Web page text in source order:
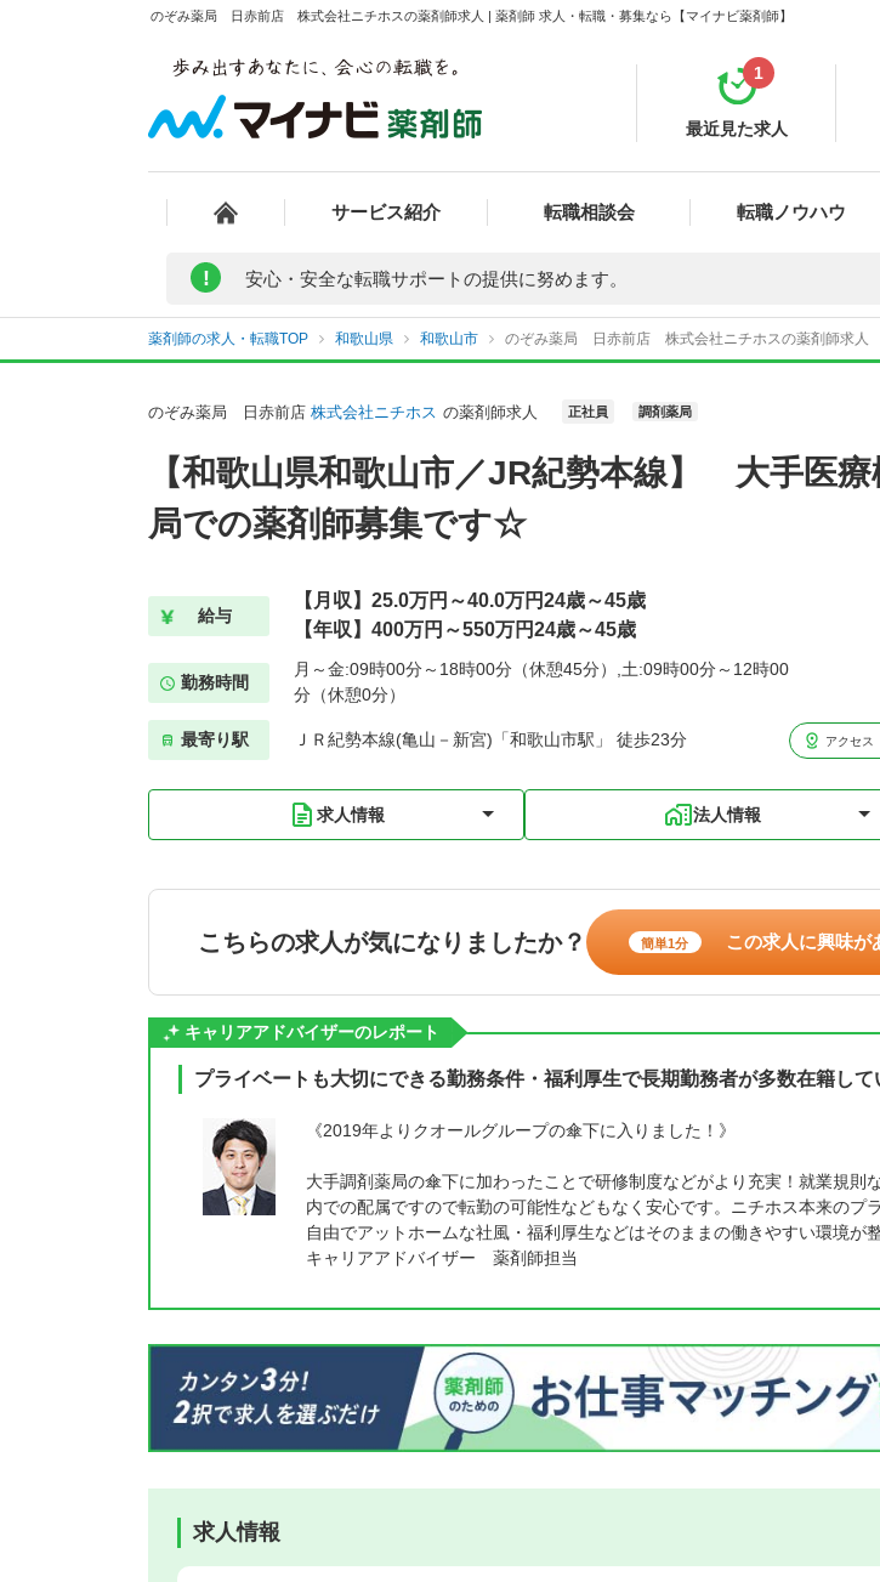
のぞみ薬局 日赤前店 株式会社ニチホスの薬剤師求人 | 薬剤師 求人・転職・募集なら【マイナビ薬剤師】
最近見た求人
1
サービス紹介 転職相談会 転職ノウハウ
! 安心・安全な転職サポートの提供に努めます。
薬剤師の求人・転職TOP 和歌山県 和歌山市 のぞみ薬局 日赤前店 株式会社ニチホスの薬剤師求人
のぞみ薬局 日赤前店 株式会社ニチホス の薬剤師求人 正社員 調剤薬局
【和歌山県和歌山市／JR紀勢本線】 大手医
局での薬剤師募集です☆
給与
【月収】25.0万円～40.0万円24歳～45歳
【年収】400万円～550万円24歳～45歳
勤務時間
月～金:09時00分～18時00分（休憩45分）,土:09時00分～12時00
分（休憩0分）
最寄り駅 ＪＲ紀勢本線(亀山－新宮)「和歌山市駅」 徒歩23分 アクセス
求人情報 法人情報
こちらの求人が気になりましたか？ 簡単1分 この求人に興味が
キャリアアドバイザーのレポート
プライベートも大切にできる勤務条件・福利厚生で長期勤務者が多数在籍して
《2019年よりクオールグループの傘下に入りました！》
大手調剤薬局の傘下に加わったことで研修制度などがより充実！就業規則
内での配属ですので転勤の可能性などもなく安心です。ニチホス本来のプ
自由でアットホームな社風・福利厚生などはそのままの働きやすい環境が
キャリアアドバイザー 薬剤師担当
求人情報